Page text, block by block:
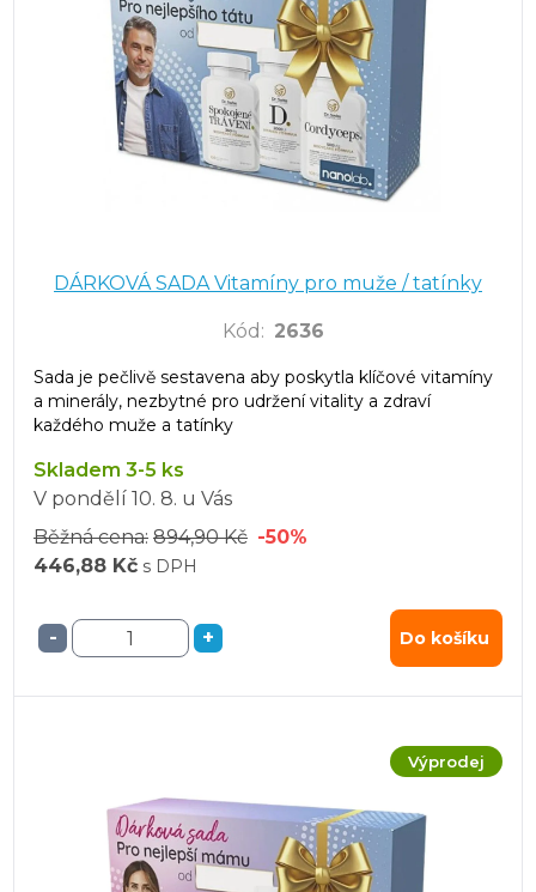
DÁRKOVÁ SADA Vitamíny pro muže / tatínky
Kód : 2636
Sada je pečlivě sestavena aby poskytla klíčové vitamíny
a minerály, nezbytné pro udržení vitality a zdraví
každého muže a tatínky
Skladem 3-5 ks
V pondělí 10. 8. u Vás
Běžná cena: 894,90 Kč -50%
446,88 Kč s DPH
- + Do košíku
Výprodej